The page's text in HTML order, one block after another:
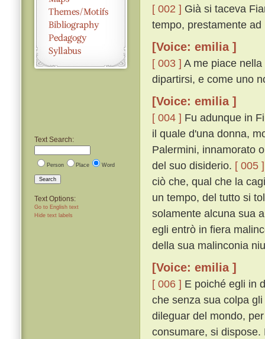
Text Search:
Person Place Word
Search
Text Options:
Go to English text
Hide text labels
[ 002 ] Già si taceva
tempo, prestamente
[Voice: emilia ]
[ 003 ] A me piace
dipartirsi, e come uno
[Voice: emilia ]
[ 004 ] Fu adunque in
il quale d'una donna,
Palermini, innamorato
del suo disiderio. [ 005 ]
ciò che, qual che la
un tempo, del tutto si
solamente alcuna sua
egli entrò in fiera
della sua malinconia
[Voice: emilia ]
[ 006 ] E poiché egli in
che senza sua colpa
dileguar del mondo,
consumare, si